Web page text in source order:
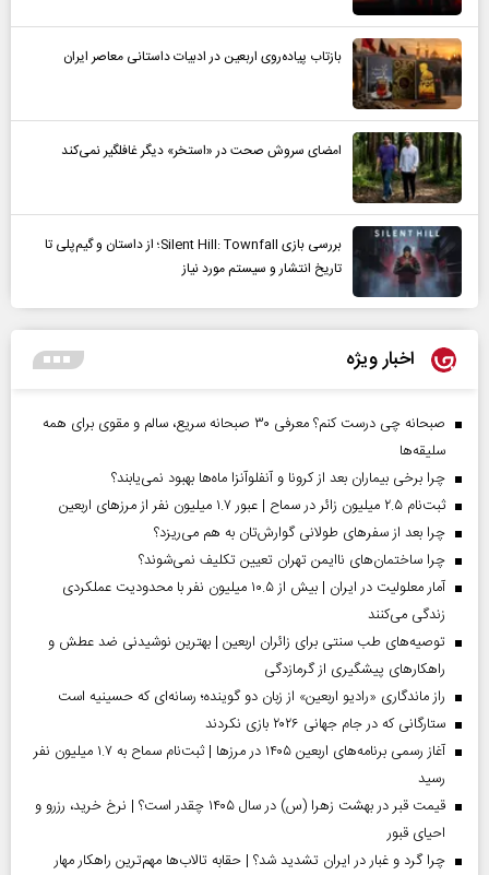
بازتاب پیاده‌روی اربعین در ادبیات داستانی معاصر ایران
امضای سروش صحت در «استخر» دیگر غافلگیر نمی‌کند
بررسی بازی Silent Hill: Townfall؛ از داستان و گیم‌پلی تا
تاریخ انتشار و سیستم مورد نیاز
اخبار ویژه
صبحانه چی درست کنم؟ معرفی ۳۰ صبحانه سریع، سالم و مقوی برای همه
سلیقه‌ها
چرا برخی بیماران بعد از کرونا و آنفلوآنزا ماه‌ها بهبود نمی‌یابند؟
ثبت‌نام ۲.۵ میلیون زائر در سماح | عبور ۱.۷ میلیون نفر از مرز‌های اربعین
چرا بعد از سفرهای طولانی گوارش‌تان به هم می‌ریزد؟
چرا ساختمان‌های ناایمن تهران تعیین تکلیف نمی‌شوند؟
آمار معلولیت در ایران | بیش از ۱۰.۵ میلیون نفر با محدودیت عملکردی
زندگی می‌کنند
توصیه‌های طب سنتی برای زائران اربعین | بهترین نوشیدنی ضد عطش و
راهکارهای پیشگیری از گرمازدگی
راز ماندگاری «رادیو اربعین» از زبان دو گوینده؛ رسانه‌ای که حسینیه است
ستارگانی که در جام جهانی ۲۰۲۶ بازی نکردند
آغاز رسمی برنامه‌های اربعین ۱۴۰۵ در مرز‌ها | ثبت‌نام سماح به ۱.۷ میلیون نفر
رسید
قیمت قبر در بهشت زهرا (س) در سال ۱۴۰۵ چقدر است؟ | نرخ خرید، رزرو و
احیای قبور
چرا گرد و غبار در ایران تشدید شد؟ | حقابه تالاب‌ها مهم‌ترین راهکار مهار